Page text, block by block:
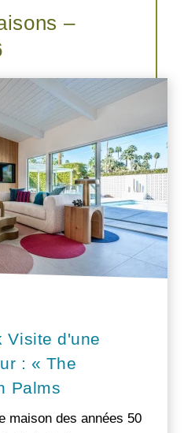
–
Visite d'une
: « The
Palms
maison des années 50